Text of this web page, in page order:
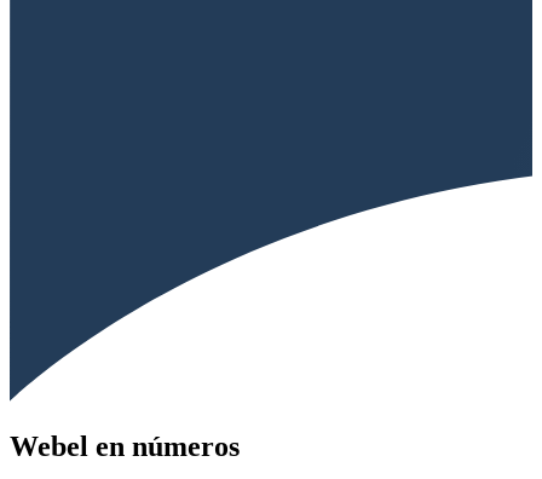
Webel en números